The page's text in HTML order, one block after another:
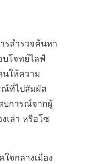
รสำรวจค้นหา
โจทย์ไลฟ์
นให้ความ
ณ์ที่ไปสัมผัส
บการณ์จากผู้
เล่า หรือโซ
จกลางเมือง